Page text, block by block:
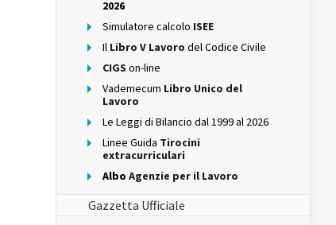
2026
Simulatore calcolo ISEE
Il Libro V Lavoro del Codice Civile
CIGS on-line
Vademecum Libro Unico del
Lavoro
Le Leggi di Bilancio dal 1999 al 2026
Linee Guida Tirocini
extracurriculari
Albo Agenzie per il Lavoro
Gazzetta Ufficiale